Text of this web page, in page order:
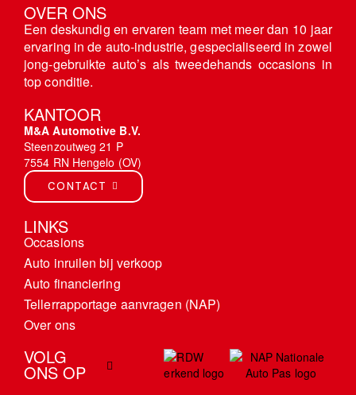
OVER ONS
Een deskundig en ervaren team met meer dan 10 jaar
ervaring in de auto-industrie, gespecialiseerd in zowel
jong-gebruikte auto’s als tweedehands occasions in
top conditie.
KANTOOR
M&A Automotive B.V.
Steenzoutweg 21 P
7554 RN Hengelo (OV)
CONTACT
LINKS
Occasions
Auto inruilen bij verkoop
Auto financiering
Tellerrapportage aanvragen (NAP)
Over ons
VOLG
ONS OP